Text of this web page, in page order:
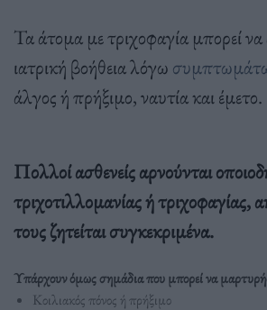
Τα άτομα με τριχοφαγία μπορεί
ιατρική βοήθεια λόγω
άλγος ή πρήξιμο, ναυτία και έμετο.
Πολλοί ασθενείς αρνούνται
τριχοτιλλομανίας ή τριχοφαγίας,
τους ζητείται συγκεκριμένα.
Υπάρχουν όμως σημάδια που μπορεί να
Κοιλιακός πόνος ή πρήξιμο